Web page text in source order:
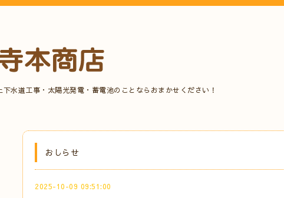
水道工事・太陽光発電・蓄電池のことならおまかせください！
おしらせ
2025-10-09 09:51:00